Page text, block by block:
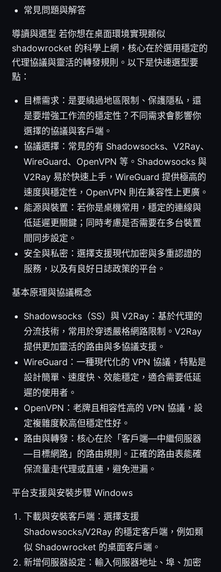
常見問題與解答
導讀與選型 若你想在桌面環境實現類似
shadowrocket 的科學上網，核心在於選用穩定的
代理協議與靈活的轉發規則。以下是快速選型要
點：
目標需求：是要繞過地區限制、保護隱私，還
是要增強工作流的穩定性？不同需求會影響你
選擇的協議與客戶端。
協議選擇：常見的有 Shadowsocks、V2Ray、
WireGuard、OpenVPN 等。Shadowsocks 與
V2Ray 易於快速上手，WireGuard 提供極高的
速度與穩定性，OpenVPN 則在兼容性上更廣。
能源與裝置：若你是桌機常用，穩定的連線與
低延遲更關鍵；同時考慮是否需要在多台裝置
間同步設定。
安全與私密：選擇支援現代加密與多重認證的
服務，以及有良好日誌政策的平台。
基本原理與協議概念
Shadowsocks（SS）與 V2Ray：基於代理的
分流技術，常用於穿透嚴格網路限制。V2Ray
提供更加靈活的路由與多協議支援。
WireGuard：一種現代化的 VPN 協議，特點是
設計簡單、速度快、效能穩定，適合需要低延
遲的使用者。
OpenVPN：老牌且相容性高的 VPN 協議，設
定複雜度較高但穩定性好。
路由與轉發：核心在於「客戶端—中繼伺服器
—目標網路」的路由規則。正確的路由表能確
保流量走代理或直連，避免泄漏。
平台支援與安裝步驟 Windows
下載與安裝客戶端：選擇支援
Shadowsocks/V2Ray 的穩定客戶端，例如類
似 Shadowrocket 的桌面客戶端。
新增伺服器設定：輸入伺服器地址、埠、加密